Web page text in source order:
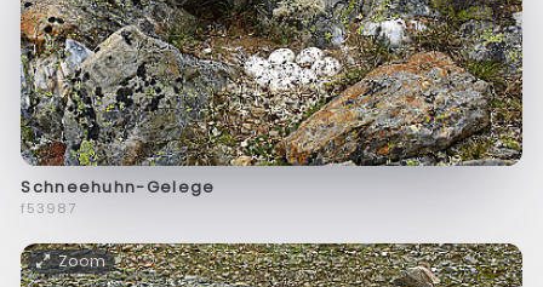
Schneehuhn-Gelege
f53987
Zoom